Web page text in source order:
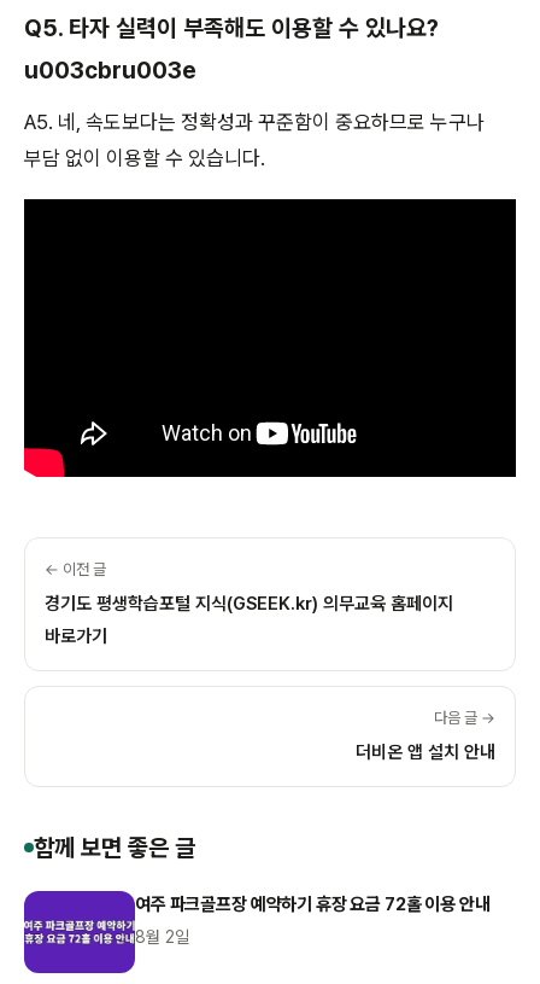
Q5. 타자 실력이 부족해도 이용할 수 있나요?
u003cbru003e
A5. 네, 속도보다는 정확성과 꾸준함이 중요하므로 누구나
부담 없이 이용할 수 있습니다.
← 이전 글
경기도 평생학습포털 지식(GSEEK.kr) 의무교육 홈페이지
바로가기
다음 글 →
더비온 앱 설치 안내
함께 보면 좋은 글
여주 파크골프장 예약하기 휴장 요금 72홀 이용 안내
8월 2일